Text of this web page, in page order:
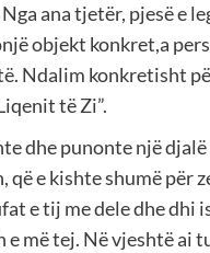
ana tjetër, pjesë e
objekt konkret,a
Ndalim konkretisht
të Zi”.
dhe punonte një djalë
që e kishte shumë për
e tij me dele dhe dhi
e më tej. Në vjeshtë ai